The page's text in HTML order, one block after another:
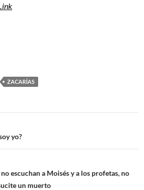
ZACARÍAS
yo?
escuchan a Moisés y a los profetas, no
un muerto